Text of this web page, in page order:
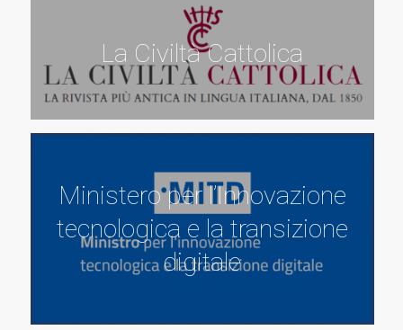
La Civiltà Cattolica
Ministero per l’Innovazione
tecnologica e la transizione
digitale